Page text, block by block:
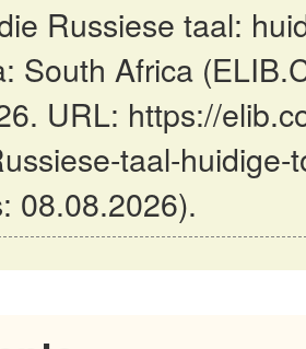
Russiese taal:
South Africa
URL: https://
taal-
08.08.2026).